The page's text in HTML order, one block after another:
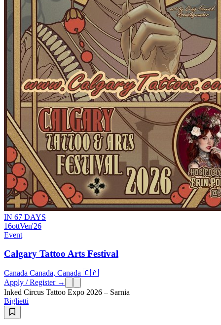
IN 67 DAYS
16ottVen'26
Event
Calgary Tattoo Arts Festival
Canada Canada, Canada 🇨🇦
Apply / Register →
Inked Circus Tattoo Expo 2026 – Sarnia
Biglietti